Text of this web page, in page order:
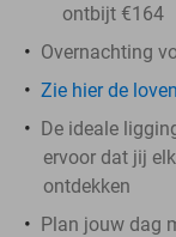
ontbijt €164
Overnachting
Zie hier de
De ideale
ervoor dat jij
ontdekken
Plan jouw dag